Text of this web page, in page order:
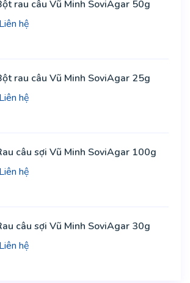
rau câu Vũ Minh SoviAgar 50g
Liên hệ
rau câu Vũ Minh SoviAgar 25g
Liên hệ
câu sợi Vũ Minh SoviAgar 100g
Liên hệ
câu sợi Vũ Minh SoviAgar 30g
Liên hệ